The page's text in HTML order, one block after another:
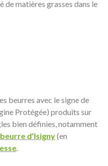
matières grasses dans le
beurres avec le signe de
Protégée) produits sur
bien définies, notamment
beurre d’Isigny(en